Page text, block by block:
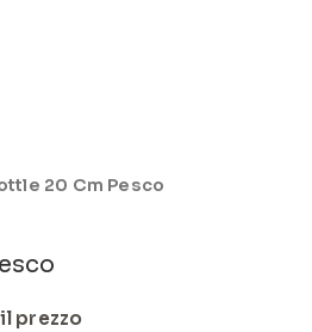
20 Cm Pesco
prezzo